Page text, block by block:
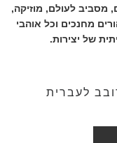
מסביב לעולם, מוזיקה,
מחנכים וכל אוהבי
של יצירות.